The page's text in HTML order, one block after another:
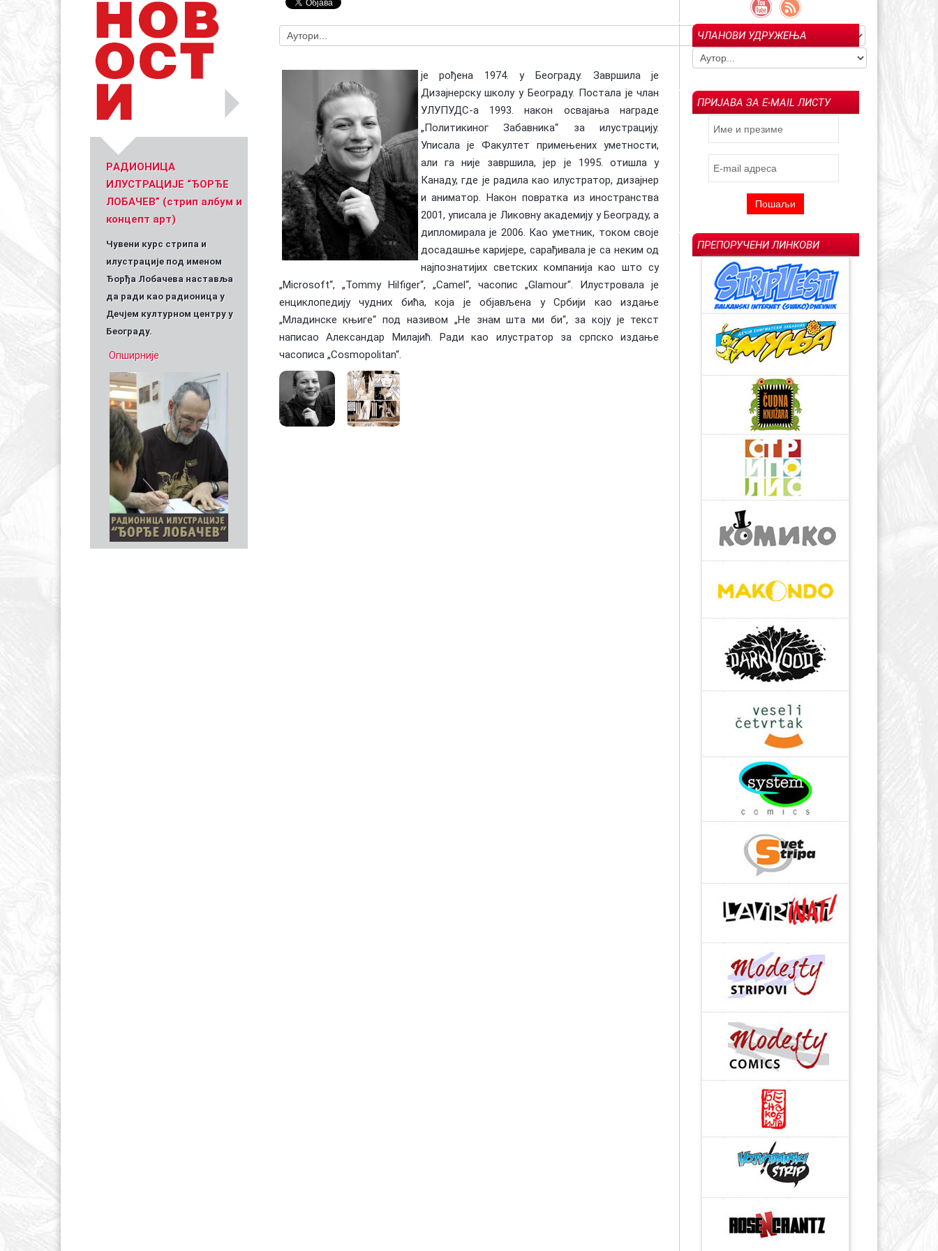
Уметник стрипа и духа Геза Шетет
(Биографија и стрипографија)
In memoriam: Зоран Ковачевић (1955-
Националне пензије у издаваштву —
У сећање: Богољуб Арсенијевић –
Ин мемориам: Драгољуб "Драган" М.
PАДИОНИЦА
ИЛУСТРАЦИЈЕ “ЂОРЂЕ
ЛОБАЧЕВ” (стрип албум и
концепт арт)
Чувени курс стрипа и
илустрације под именом
Ђорђа Лобачева наставља
да ради као радионица у
Дечјем културном центру у
Београду.
Опширније
је рођена 1974. у Београду. Завршила је
Дизајнерску школу у Београду. Постала је члан
УЛУПУДС-а 1993. након освајања награде
„Политикиног Забавника“ за илустрацију.
Уписала је Факултет примењених уметности,
али га није завршила, јер је 1995. отишла у
Канаду, где је радила као илустратор, дизајнер
и аниматор. Након повратка из иностранства
2001, уписала је Ликовну академију у Београду, а
дипломирала је 2006. Као уметник, током своје
досадашње каријере, сарађивала је са неким од
најпознатијих светских компанија као што су
„Microsoft“, „Tommy Hilfiger“, „Camel“, часопис „Glamour“. Илустровала је
енциклопедију чудних бића, која је објављена у Србији као издање
„Младинске књиге“ под називом „Не знам шта ми би“, за коју је текст
написао Александар Милајић. Ради као илустратор за српско издање
часописа „Cosmopolitan“.
ЧЛАНОВИ УДРУЖЕЊА
ПРИЈАВА ЗА E-MAIL ЛИСТУ
ПРЕПОРУЧЕНИ ЛИНКОВИ